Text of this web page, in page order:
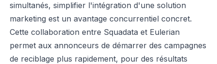
simultanés, simplifier l'intégration d'une solution
marketing est un avantage concurrentiel concret.
Cette collaboration entre Squadata et Eulerian
permet aux annonceurs de démarrer des campagnes
de reciblage plus rapidement, pour des résultats